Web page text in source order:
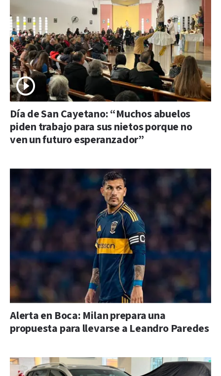
Día de San Cayetano: “Muchos abuelos
piden trabajo para sus nietos porque no
ven un futuro esperanzador”
Alerta en Boca: Milan prepara una
propuesta para llevarse a Leandro Paredes